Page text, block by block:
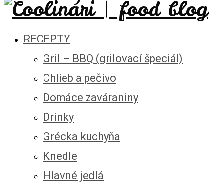
RECEPTY
Gril – BBQ (grilovací špeciál)
Chlieb a pečivo
Domáce zaváraniny
Drinky
Grécka kuchyňa
Knedle
Hlavné jedlá